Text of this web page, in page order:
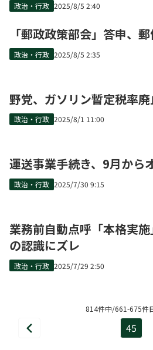
814件中/661-675件
前
45
ペ
政治・行政 2025/8/5 2:40
「郵政政策部会」答申、
政治・行政 2025/8/5 2:35
野党、ガソリン暫定税率
政治・行政 2025/8/1 11:00
運送事業手続き、9月から
政治・行政 2025/7/30 9:15
業務前自動点呼「本格実
の認識にズレ
政治・行政 2025/7/29 2:50